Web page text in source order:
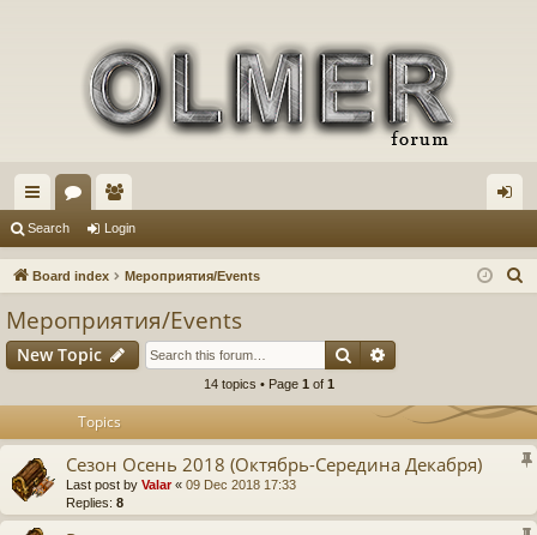
ui
ck
or
u
e
m in
Search Login
Board index Мероприятия/Events
h
Мероприятия/Events
New Topic Search
14 topics • Page 1 of 1
Topics
Сезон Осень 2018 (Октябрь-Середина Декабря)
Last post by Valar« 09 Dec 2018 17:33
Replies: 8